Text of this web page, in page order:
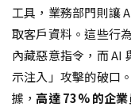
工具，業務部門則讓
取客戶資料。這些行
內藏惡意指令，而 AI
示注入」攻擊的破口
據，高達 73% 的企